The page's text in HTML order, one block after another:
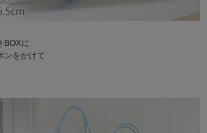
BOXに
ンをかけて